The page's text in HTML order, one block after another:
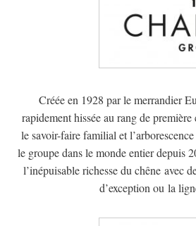
Créée en 1928 par le merrandier
rapidement hissée au rang de
le savoir-faire familial et
le groupe dans le monde entier depuis
l’inépuisable richesse du chêne avec
d’exception ou la